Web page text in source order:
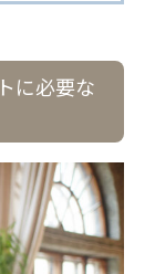
に必要な